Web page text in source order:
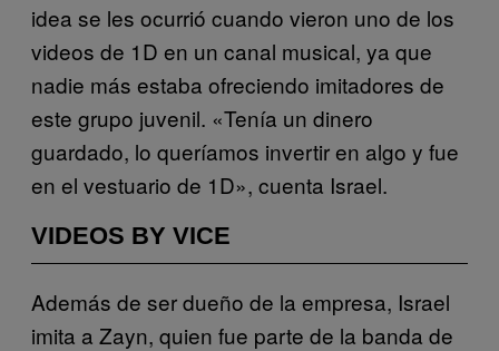
idea se les ocurrió cuando vieron uno de los
videos de 1D en un canal musical, ya que
nadie más estaba ofreciendo imitadores de
este grupo juvenil. «Tenía un dinero
guardado, lo queríamos invertir en algo y fue
en el vestuario de 1D», cuenta Israel.
VIDEOS BY VICE
Además de ser dueño de la empresa, Israel
imita a Zayn, quien fue parte de la banda de